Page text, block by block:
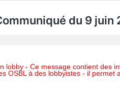
du 9 juin
lobby - Ce message contient des
OSBL à des lobbyistes - il